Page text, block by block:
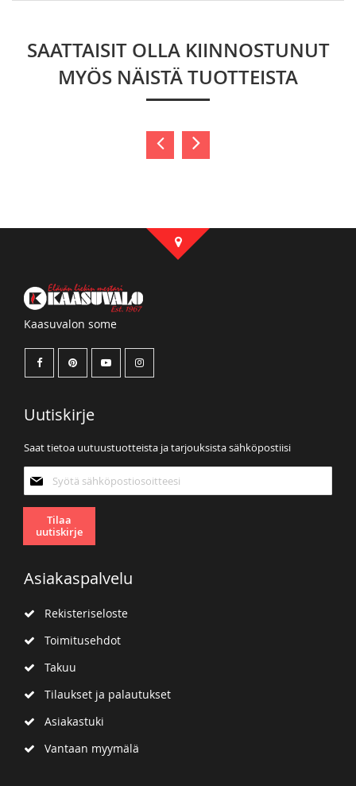
SAATTAISIT OLLA KIINNOSTUNUT
MYÖS NÄISTÄ TUOTTEISTA
Kaasuvalon some
Uutiskirje
Saat tietoa uutuustuotteista ja tarjouksista sähköpostiisi
uutiskirjeemme:
Tilaa
uutiskirje
Asiakaspalvelu
Rekisteriseloste
Toimitusehdot
Takuu
Tilaukset ja palautukset
Asiakastuki
Vantaan myymälä